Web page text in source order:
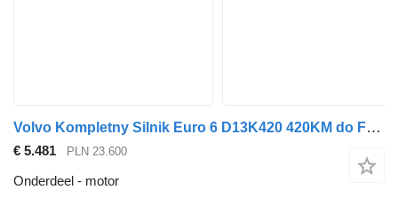
Volvo Kompletny Silnik Euro 6 D13K420 420KM do FH/FM/FMX D13K420_gzdfkgS motor voor Volvo FH/FM/FMX trekker
€ 5.481 PLN 23.600
Onderdeel - motor